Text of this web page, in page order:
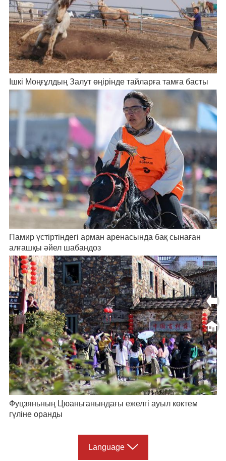
Ішкі Моңғұлдың Залут өңірінде тайларға тамға басты
Памир үстіртіндегі арман аренасында бақ сынаған
алғашқы әйел шабандоз
Фуцзяньның Цюаньганындағы ежелгі ауыл көктем
гүліне оранды
Language